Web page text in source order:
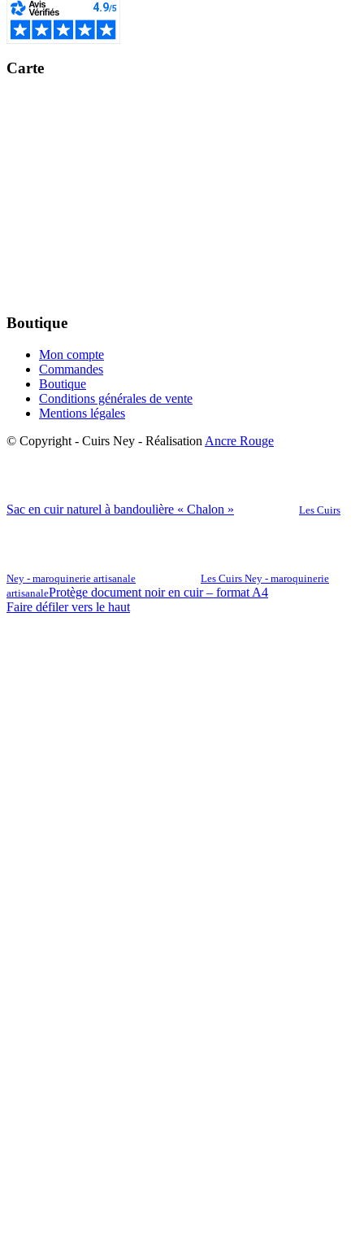
Carte
Boutique
Mon compte
Commandes
Boutique
Conditions générales de vente
Mentions légales
© Copyright - Cuirs Ney - Réalisation Ancre Rouge
Sac en cuir naturel à bandoulière « Chalon » Les Cuirs
Ney - maroquinerie artisanale
Les Cuirs Ney - maroquinerie
artisanaleProtège document noir en cuir – format A4
Faire défiler vers le haut